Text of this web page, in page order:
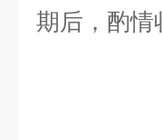
期后，酌情